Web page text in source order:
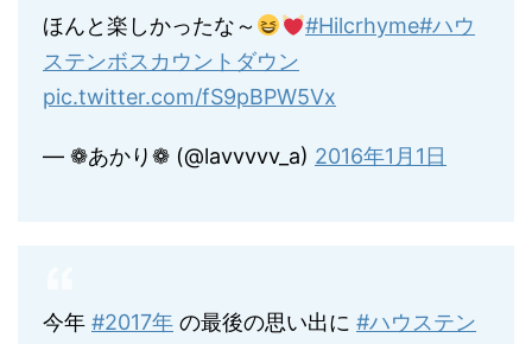
ほんと楽しかったな～ #Hilcrhyme#ハウ
ステンボスカウントダウン
pic.twitter.com/fS9pBPW5Vx
— ❁あかり❁ (@lavvvvv_a) 2016年1月1日
今年 #2017年 の最後の思い出に #ハウステン